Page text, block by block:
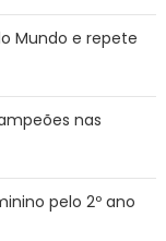
Mundo e repete
nas
pelo 2º ano